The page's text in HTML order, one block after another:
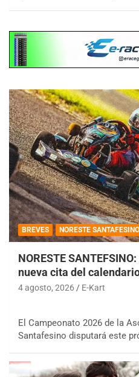
BREVES NORESTE SANTAFESINO
NORESTE
nueva cita del
4 agosto, 2026 E-Kart
El Campeonato 2026 de la
Santafesino disputará este